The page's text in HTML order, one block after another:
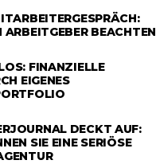
BEACHTEN
FINANZIELLE
EIGENES
DECKT AUF:
SIE EINE SERIÖSE